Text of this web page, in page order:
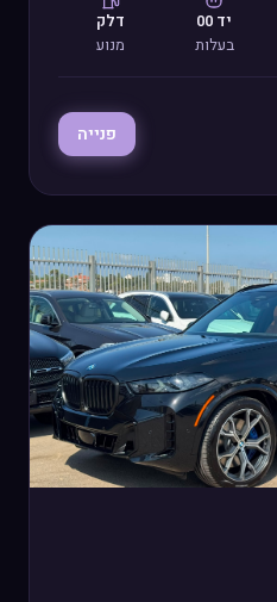
יד 00
בעלות
דלק
מנוע
פנייה